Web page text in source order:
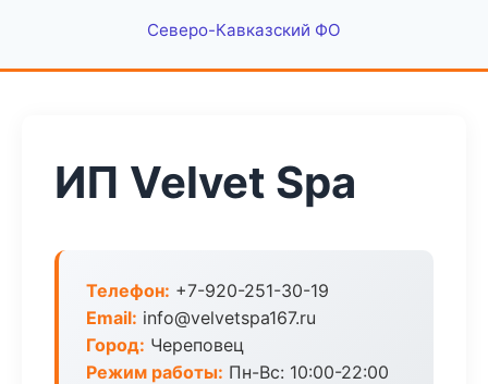
Северо-Кавказский ФО
ИП Velvet Spa
Телефон: +7-920-251-30-19
Email: info@velvetspa167.ru
Город: Череповец
Режим работы: Пн-Вс: 10:00-22:00